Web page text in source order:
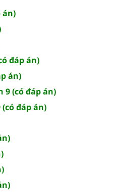
án)
đáp án)
án)
(có đáp án)
đáp án)